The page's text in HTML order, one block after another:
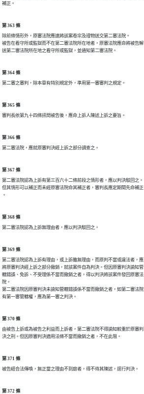
補正。
第 363 條
除前條情形外，原審法院應速將該案卷宗及證物送交第二審法院。
被告在看守所或監獄而不在第二審法院所在地者，原審法院應命將被告解
送第二審法院所在地之看守所或監獄，並通知第二審法院。
第 364 條
第二審之審判，除本章有特別規定外，準用第一審審判之規定。
第 365 條
審判長依第九十四條訊問被告後，應命上訴人陳述上訴之要旨。
第 366 條
第二審法院，應就原審判決經上訴之部分調查之。
第 367 條
第二審法院認為上訴有第三百六十二條前段之情形者，應以判決駁回之。
但其情形可以補正而未經原審法院命其補正者，審判長應定期間先命補正
。
第 368 條
第二審法院認為上訴無理由者，應以判決駁回之。
第 369 條
第二審法院認為上訴有理由，或上訴雖無理由，而原判不當或違法者，應
將原審判決經上訴之部分撤銷，就該案件自為判決。但因原審判決諭知管
轄錯誤、免訴、不受理係不當而撤銷之者，得以判決將該案件發回原審法
院。
第二審法院因原審判決未諭知管轄錯誤係不當而撤銷之者，如第二審法院
有第一審管轄權，應為第一審之判決。
第 370 條
由被告上訴或為被告之利益而上訴者，第二審法院不得諭知較重於原審判
決之刑。但因原審判決適用法條不當而撤銷之者，不在此限。
第 371 條
被告經合法傳喚，無正當之理由不到庭者，得不待其陳述，逕行判決。
第 372 條